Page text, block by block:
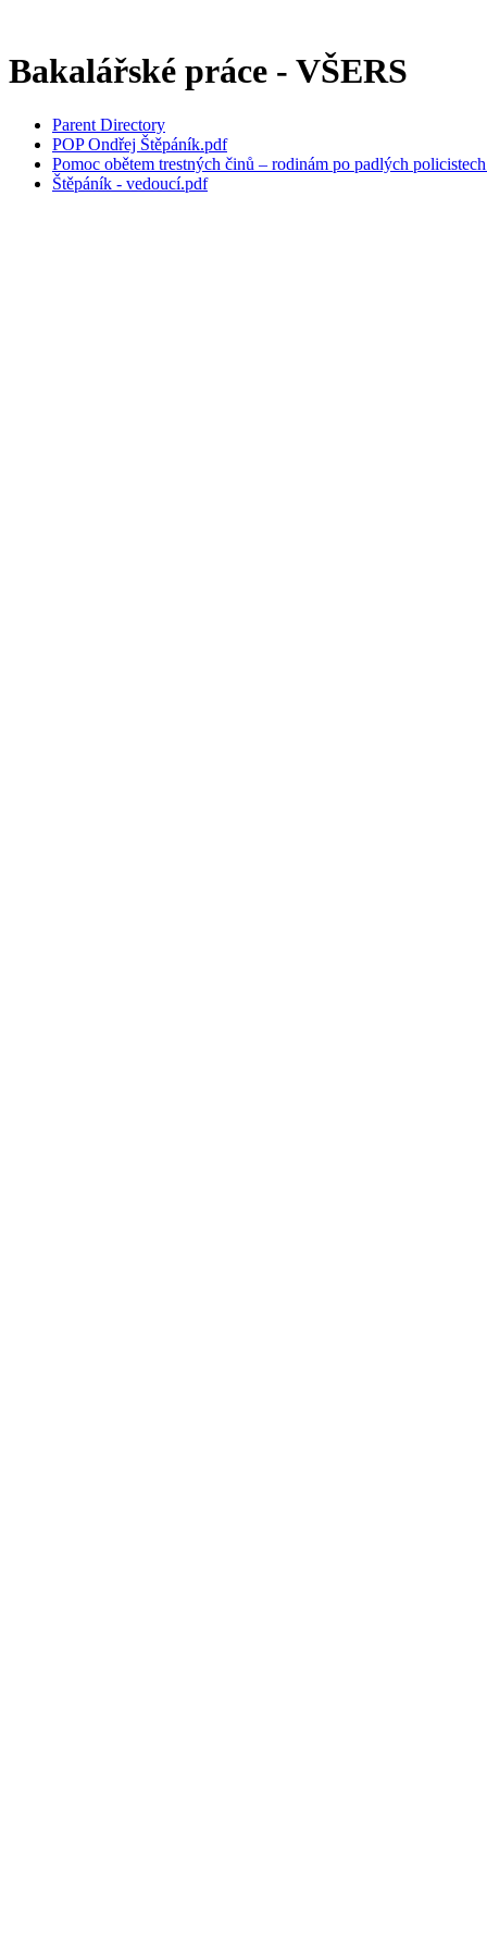
Bakalářské práce - VŠERS
Parent Directory
POP Ondřej Štěpáník.pdf
Pomoc obětem trestných činů – rodinám po padlých
Štěpáník - vedoucí.pdf